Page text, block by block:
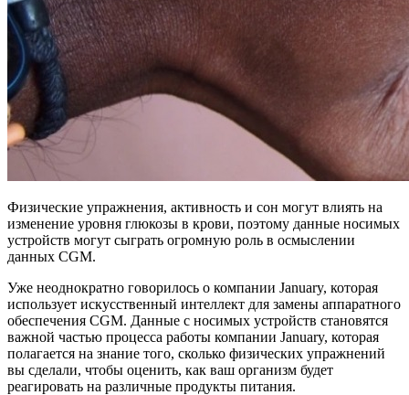
Физические упражнения, активность и сон могут влиять на
изменение уровня глюкозы в крови, поэтому данные носимых
устройств могут сыграть огромную роль в осмыслении
данных CGM.
Уже неоднократно говорилось о компании January, которая
использует искусственный интеллект для замены аппаратного
обеспечения CGM. Данные с носимых устройств становятся
важной частью процесса работы компании January, которая
полагается на знание того, сколько физических упражнений
вы сделали, чтобы оценить, как ваш организм будет
реагировать на различные продукты питания.